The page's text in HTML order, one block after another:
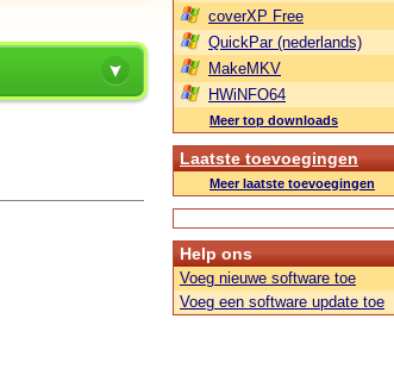
coverXP Free
QuickPar (nederlands)
MakeMKV
HWiNFO64
Meer top downloads
Laatste toevoegingen
Meer laatste toevoegingen
Help ons
Voeg nieuwe software toe
Voeg een software update toe